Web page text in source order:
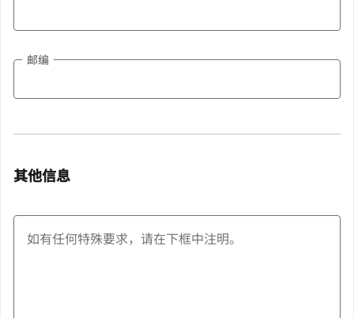
邮编
其他信息